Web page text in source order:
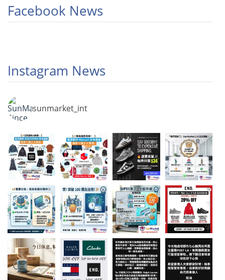
Facebook News
Instagram News
sunmarket_int